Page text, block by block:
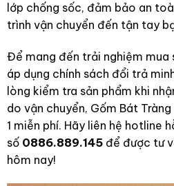
lớp chống sốc, đảm bảo an
trình vận chuyển đến tận tay
Để mang đến trải nghiệm
áp dụng chính sách đổi trả
lòng kiểm tra sản phẩm khi
do vận chuyển, Gốm Bát
1 miễn phí. Hãy liên hệ hotline
số 0886.889.145để được tư
hôm nay!